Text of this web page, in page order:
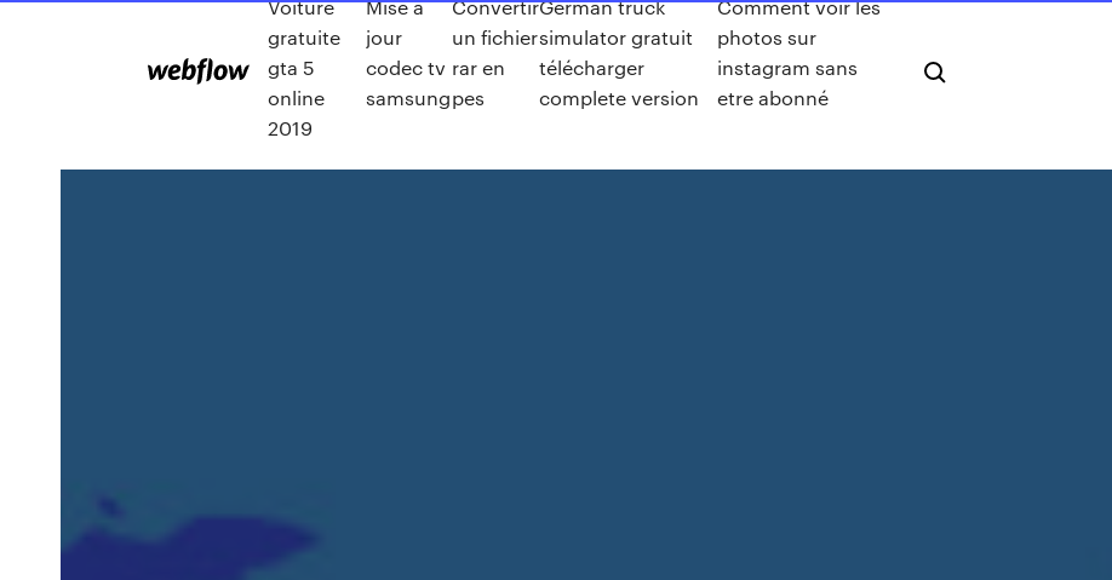
Voiture
gratuite
gta 5
online
2019
Mise a
jour
codec tv
samsung
Convertir
un fichier
rar en
pes
German truck
simulator gratuit
télécharger
complete version
Comment voir les
photos sur
instagram sans
etre abonné